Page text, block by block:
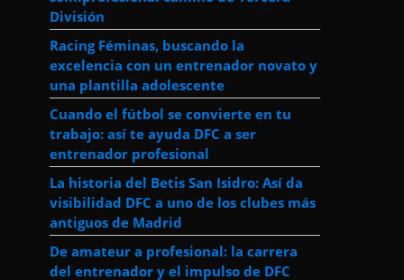
División
Racing Féminas, buscando la
excelencia con un entrenador novato y
una plantilla adolescente
Cuando el fútbol se convierte en tu
trabajo: así te ayuda DFC a ser
entrenador profesional
La historia del Betis San Isidro: Así da
visibilidad DFC a uno de los clubes más
antiguos de Madrid
De amateur a profesional: la carrera
del entrenador y el impulso de DFC